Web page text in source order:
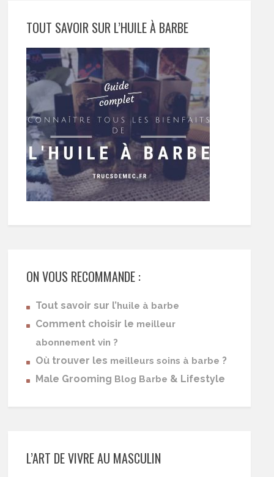
TOUT SAVOIR SUR L’HUILE À BARBE
ON VOUS RECOMMANDE :
Tout savoir sur l’huile à barbe
Comment choisir le meilleur
abonnement vin ?
Où trouver les meilleurs soins à barbe ?
Male Grooming Blog Barbe & Lifestyle
L’ART DE VIVRE AU MASCULIN